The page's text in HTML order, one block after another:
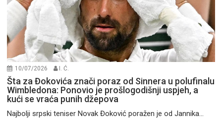
10/07/2026 I. Ć.
Šta za Đokovića znači poraz od Sinnera u polufinalu
Wimbledona: Ponovio je prošlogodišnji uspjeh, a
kući se vraća punih džepova
Najbolji srpski teniser Novak Đoković poražen je od Jannika...